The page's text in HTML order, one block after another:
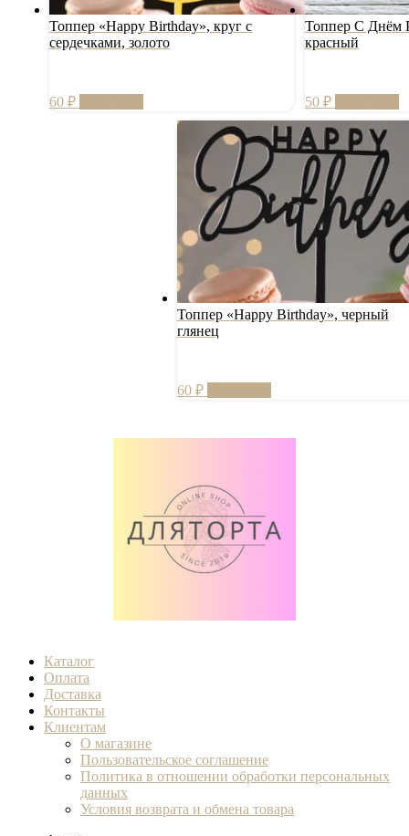
Топпер «Happy Birthday», круг с
сердечками, золото
60 ₽
Топпер С Днём
красный
50 ₽
Топпер «Happy Birthday», черный
глянец
60 ₽
Каталог
Оплата
Доставка
Контакты
Клиентам
О магазине
Пользовательское соглашение
Политика в отношении обработки персональных
данных
Условия возврата и обмена товара